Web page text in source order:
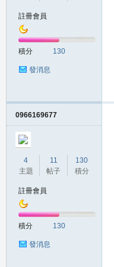
註冊會員
積分 130
發消息
0966169677
4
主題
11
帖子
130
積分
註冊會員
積分 130
發消息